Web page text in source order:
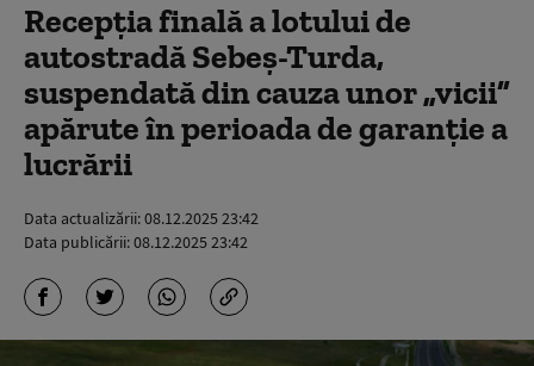
Recepţia finală a lotului de
autostradă Sebeş-Turda,
suspendată din cauza unor „vicii”
apărute în perioada de garanţie a
lucrării
Data actualizării:08.12.2025 23:42
Data publicării:08.12.2025 23:42